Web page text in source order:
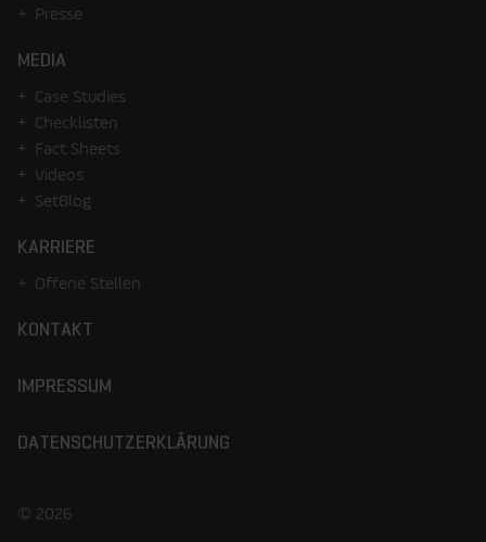
Presse
MEDIA
Case Studies
Checklisten
Fact Sheets
Videos
SetBlog
KARRIERE
Offene Stellen
KONTAKT
IMPRESSUM
DATENSCHUTZERKLÄRUNG
© 2026